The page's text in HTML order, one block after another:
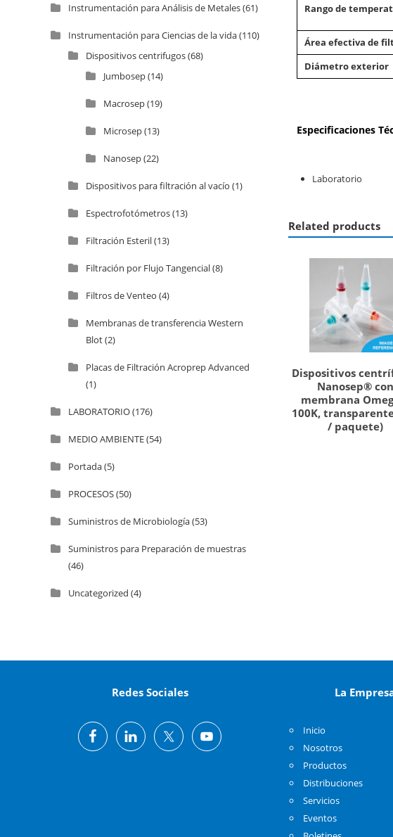
Rango de
Área efectiva de
Diámetro exterior
Especificaciones
Laboratorio
Related products
Dispositivos
Nanosep® con
membrana
100K,
/ paquete)
Instrumentación para Análisis de Metales(61)
Instrumentación para Ciencias de la vida(110)
Dispositivos centrifugos(68)
Jumbosep(14)
Macrosep(19)
Microsep(13)
Nanosep(22)
Dispositivos para filtración al vacío (1)
Espectrofotómetros(13)
Filtración Esteril(13)
Filtración por Flujo Tangencial(8)
Filtros de Venteo (4)
Membranas de transferencia Western
Blot(2)
Placas de Filtración Acroprep Advanced
(1)
LABORATORIO(176)
MEDIO AMBIENTE(54)
Portada(5)
PROCESOS(50)
Suministros de Microbiología(53)
Suministros para Preparación de muestras
(46)
Uncategorized (4)
Redes Sociales La
Inicio
Nosotros
Productos
Distribuciones
Servicios
Eventos